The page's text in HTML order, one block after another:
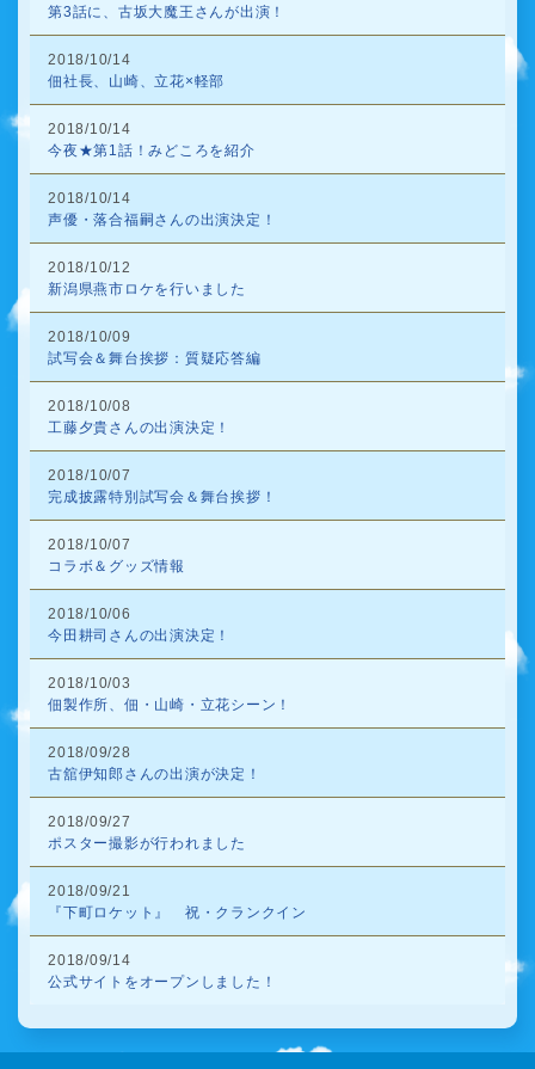
第3話に、古坂大魔王さんが出演！
2018/10/14
佃社長、山崎、立花×軽部
2018/10/14
今夜★第1話！みどころを紹介
2018/10/14
声優・落合福嗣さんの出演決定！
2018/10/12
新潟県燕市ロケを行いました
2018/10/09
試写会＆舞台挨拶：質疑応答編
2018/10/08
工藤夕貴さんの出演決定！
2018/10/07
完成披露特別試写会＆舞台挨拶！
2018/10/07
コラボ＆グッズ情報
2018/10/06
今田耕司さんの出演決定！
2018/10/03
佃製作所、佃・山崎・立花シーン！
2018/09/28
古舘伊知郎さんの出演が決定！
2018/09/27
ポスター撮影が行われました
2018/09/21
『下町ロケット』 祝・クランクイン
2018/09/14
公式サイトをオープンしました！